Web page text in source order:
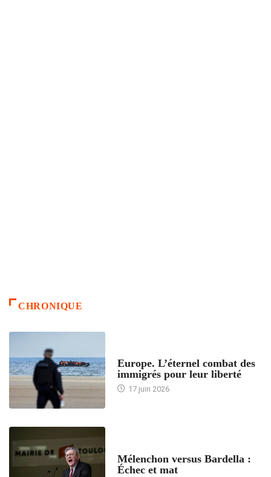
CHRONIQUE
Europe. L’éternel combat des
immigrés pour leur liberté
17 juin 2026
Mélenchon versus Bardella :
Échec et mat